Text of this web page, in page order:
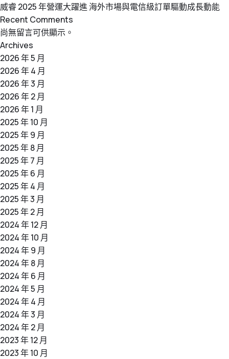
威睿 2025 年營運大躍進 海外市場與電信級訂單驅動成長動能
Recent Comments
尚無留言可供顯示。
Archives
2026 年 5 月
2026 年 4 月
2026 年 3 月
2026 年 2 月
2026 年 1 月
2025 年 10 月
2025 年 9 月
2025 年 8 月
2025 年 7 月
2025 年 6 月
2025 年 4 月
2025 年 3 月
2025 年 2 月
2024 年 12 月
2024 年 10 月
2024 年 9 月
2024 年 8 月
2024 年 6 月
2024 年 5 月
2024 年 4 月
2024 年 3 月
2024 年 2 月
2023 年 12 月
2023 年 10 月